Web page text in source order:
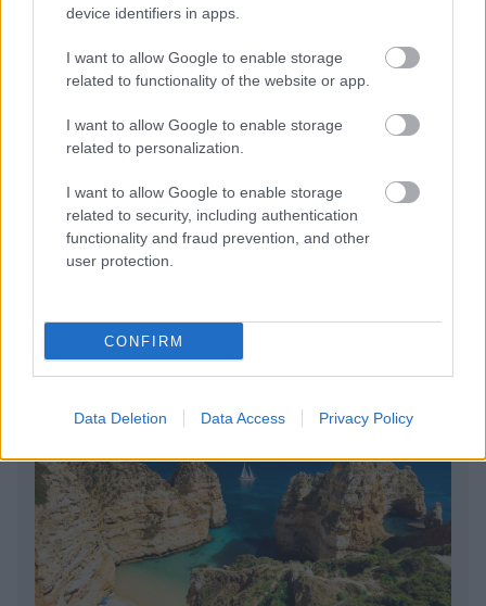
device identifiers in apps.
I want to allow Google to enable storage
related to functionality of the website or app.
I want to allow Google to enable storage
related to personalization.
I want to allow Google to enable storage
related to security, including authentication
functionality and fraud prevention, and other
user protection.
CONFIRM
Data Deletion Data Access Privacy Policy
BEST OFINTERNET